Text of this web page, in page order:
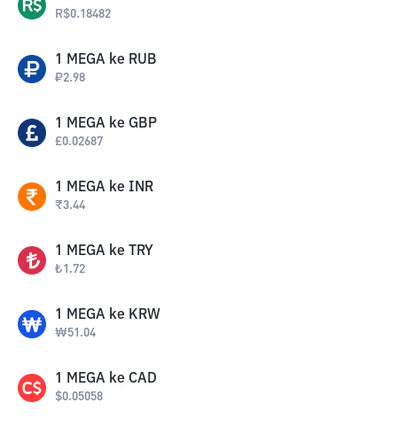
R$0.18482
1 MEGA ke RUB
₽2.98
1 MEGA ke GBP
£0.02687
1 MEGA ke INR
₹3.44
1 MEGA ke TRY
₺1.72
1 MEGA ke KRW
₩51.04
1 MEGA ke CAD
$0.05058